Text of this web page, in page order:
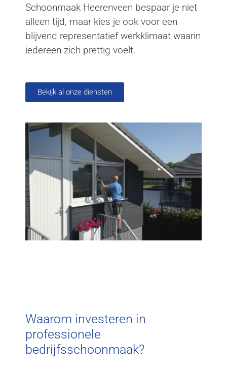
Schoonmaak Heerenveen bespaar je niet
alleen tijd, maar kies je ook voor een
blijvend representatief werkklimaat waarin
iedereen zich prettig voelt.
Bekijk al onze diensten
Waarom investeren in
professionele
bedrijfsschoonmaak?